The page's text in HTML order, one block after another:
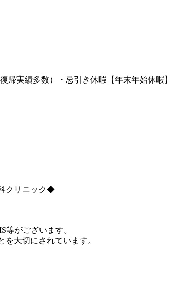
帰実績多数）・忌引き休暇【年末年始休暇】
クリニック◆
がございます。
大切にされています。